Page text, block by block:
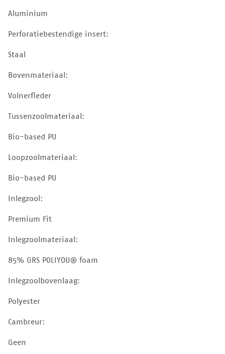
Aluminium
Perforatiebestendige insert:
Staal
Bovenmateriaal:
Volnerfleder
Tussenzoolmateriaal:
Bio-based PU
Loopzoolmateriaal:
Bio-based PU
Inlegzool:
Premium Fit
Inlegzoolmateriaal:
85% GRS POLIYOU® foam
Inlegzoolbovenlaag:
Polyester
Cambreur:
Geen